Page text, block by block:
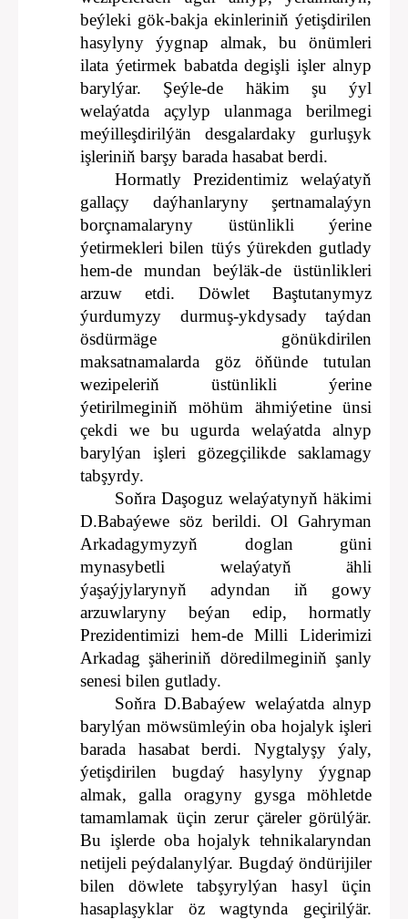
beýleki gök-bakja ekinleriniň ýetişdirilen
hasylyny ýygnap almak, bu önümleri
ilata ýetirmek babatda degişli işler alnyp
barylýar. Şeýle-de häkim şu ýyl
welaýatda açylyp ulanmaga berilmegi
meýilleşdirilýän desgalardaky gurluşyk
işleriniň barşy barada hasabat berdi.
Hormatly Prezidentimiz welaýatyň
gallaçy daýhanlaryny şertnamalaýyn
borçnamalaryny üstünlikli ýerine
ýetirmekleri bilen tüýs ýürekden gutlady
hem-de mundan beýläk-de üstünlikleri
arzuw etdi. Döwlet Baştutanymyz
ýurdumyzy durmuş-ykdysady taýdan
ösdürmäge gönükdirilen
maksatnamalarda göz öňünde tutulan
wezipeleriň üstünlikli ýerine
ýetirilmeginiň möhüm ähmiýetine ünsi
çekdi we bu ugurda welaýatda alnyp
barylýan işleri gözegçilikde saklamagy
tabşyrdy.
Soňra Daşoguz welaýatynyň häkimi
D.Babaýewe söz berildi. Ol Gahryman
Arkadagymyzyň doglan güni
mynasybetli welaýatyň ähli
ýaşaýjylarynyň adyndan iň gowy
arzuwlaryny beýan edip, hormatly
Prezidentimizi hem-de Milli Liderimizi
Arkadag şäheriniň döredilmeginiň şanly
senesi bilen gutlady.
Soňra D.Babaýew welaýatda alnyp
barylýan möwsümleýin oba hojalyk işleri
barada hasabat berdi. Nygtalyşy ýaly,
ýetişdirilen bugdaý hasylyny ýygnap
almak, galla oragyny gysga möhletde
tamamlamak üçin zerur çäreler görülýär.
Bu işlerde oba hojalyk tehnikalaryndan
netijeli peýdalanylýar. Bugdaý öndürijiler
bilen döwlete tabşyrylýan hasyl üçin
hasaplaşyklar öz wagtynda geçirilýär.